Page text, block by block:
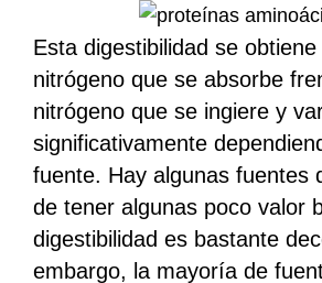
Esta digestibilidad se obtiene
nitrógeno que se absorbe
nitrógeno que se ingiere y
significativamente
fuente. Hay algunas fuentes
de tener algunas poco valor
digestibilidad es bastante
embargo, la mayoría de